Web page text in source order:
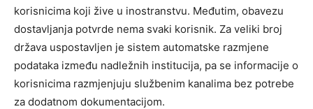
korisnicima koji žive u inostranstvu. Međutim, obavezu
dostavljanja potvrde nema svaki korisnik. Za veliki broj
država uspostavljen je sistem automatske razmjene
podataka između nadležnih institucija, pa se informacije o
korisnicima razmjenjuju službenim kanalima bez potrebe
za dodatnom dokumentacijom.